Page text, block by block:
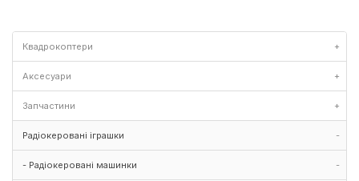
Квадрокоптери +
Аксесуари +
Запчастини +
Радіокеровані іграшки -
- Радіокеровані машинки -